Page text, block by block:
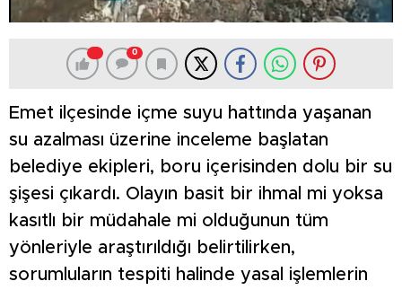
0
Emet ilçesinde içme suyu hattında yaşanan
su azalması üzerine inceleme başlatan
belediye ekipleri, boru içerisinden dolu bir su
şişesi çıkardı. Olayın basit bir ihmal mi yoksa
kasıtlı bir müdahale mi olduğunun tüm
yönleriyle araştırıldığı belirtilirken,
sorumluların tespiti halinde yasal işlemlerin